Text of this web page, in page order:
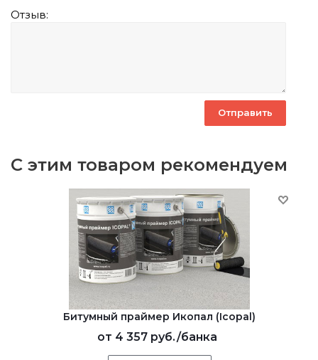
Отзыв:
С этим товаром рекомендуем
Битумный праймер Икопал (Icopal)
от 4 357 руб./банка